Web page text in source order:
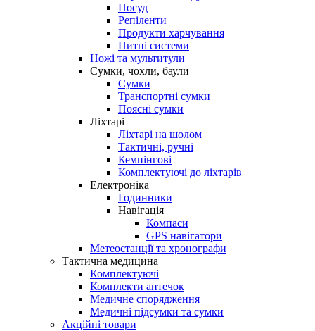
Посуд
Репіленти
Продукти харчування
Питні системи
Ножі та мультитули
Сумки, чохли, баули
Сумки
Транспортні сумки
Поясні сумки
Ліхтарі
Ліхтарі на шолом
Тактичні, ручні
Кемпінгові
Комплектуючі до ліхтарів
Електроніка
Годинники
Навігація
Компаси
GPS навігатори
Метеостанції та хронографи
Тактична медицина
Комплектуючі
Комплекти аптечок
Медичне спорядження
Медичні підсумки та сумки
Акційні товари